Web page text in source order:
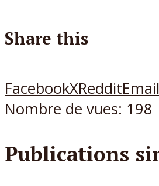
Share this
FacebookXRedditEmail
Nombre de vues: 198
Publications